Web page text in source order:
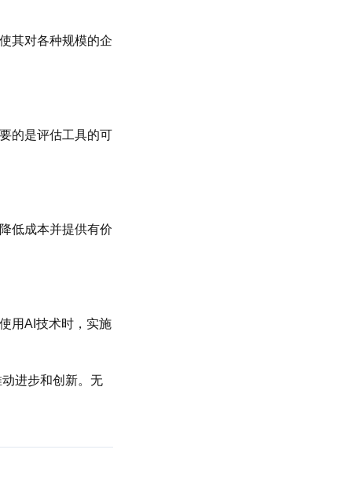
其对各种规模的企
的是评估工具的可
低成本并提供有价
用AI技术时，实施
进步和创新。无